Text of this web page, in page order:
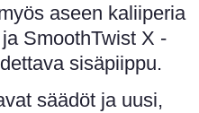
aseen kaliiperia
SmoothTwist X -
sisäpiippu.
säädöt ja uusi,